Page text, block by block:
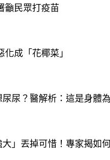
籲民眾打疫苗
成「花椰菜」
尿？醫解析：這是身體
」丟掉可惜！專家揭如